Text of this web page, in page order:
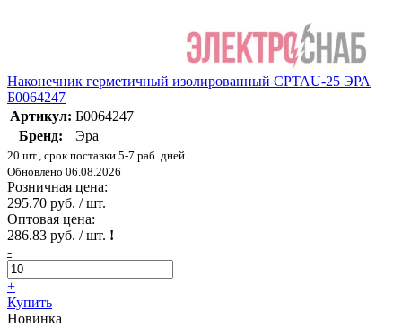
Наконечник герметичный изолированный CPTAU-25 ЭРА
Б0064247
Артикул: Б0064247
Бренд:
Эра
20 шт., срок поставки 5-7 раб. дней
Обновлено 06.08.2026
Розничная цена:
295.70 руб. / шт.
Оптовая цена:
286.83 руб. / шт. !
-
+
Купить
Новинка